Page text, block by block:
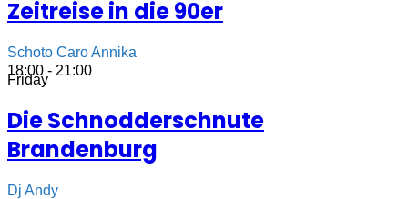
Zeitreise in die 90er
Schoto Caro Annika
18:00 - 21:00
Friday
Die Schnodderschnute
Brandenburg
Dj Andy